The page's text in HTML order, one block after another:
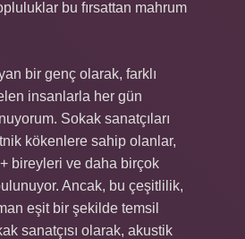
bu fırsattan mahrum
bir genç olarak, farklı
insanlarla her gün
Sokak sanatçıları
kökenlere sahip olanlar,
bireyleri ve daha birçok
Ancak, bu çeşitlilik,
eşit bir şekilde temsil
sanatçısı olarak, akustik